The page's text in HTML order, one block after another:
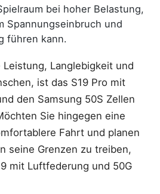
bei hoher Belastung,
Spannungseinbruch und
führen kann.
Leistung, Langlebigkeit und
ist das S19 Pro mit
den Samsung 50S Zellen
Sie hingegen eine
Fahrt und planen
seine Grenzen zu treiben,
mit Luftfederung und 50G